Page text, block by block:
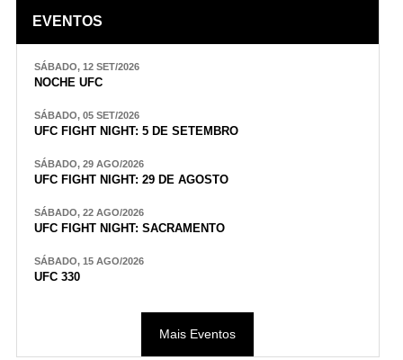
EVENTOS
SÁBADO, 12 SET/2026
NOCHE UFC
SÁBADO, 05 SET/2026
UFC FIGHT NIGHT: 5 DE SETEMBRO
SÁBADO, 29 AGO/2026
UFC FIGHT NIGHT: 29 DE AGOSTO
SÁBADO, 22 AGO/2026
UFC FIGHT NIGHT: SACRAMENTO
SÁBADO, 15 AGO/2026
UFC 330
Mais Eventos